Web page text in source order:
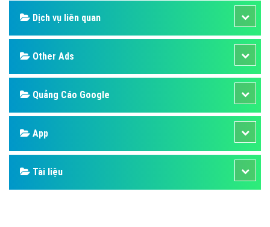
Design
SEO
Banner
Facebook
Google